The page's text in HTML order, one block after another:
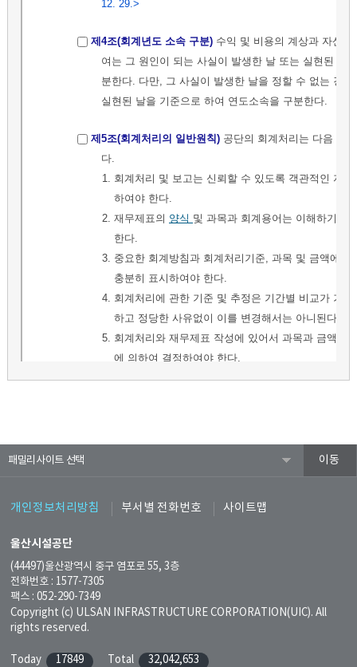
패밀리사이트
개인정보처리방침 부서별 전화번호 사이트맵
울산시설공단
(44497)울산광역시 중구 염포로 55, 3층
전화번호 : 1577-7305
팩스 : 052-290-7349
Copyright (c) ULSAN INFRASTRUCTURE CORPORATION(UIC). All
rights reserved.
Today 17849 Total 32,042,653